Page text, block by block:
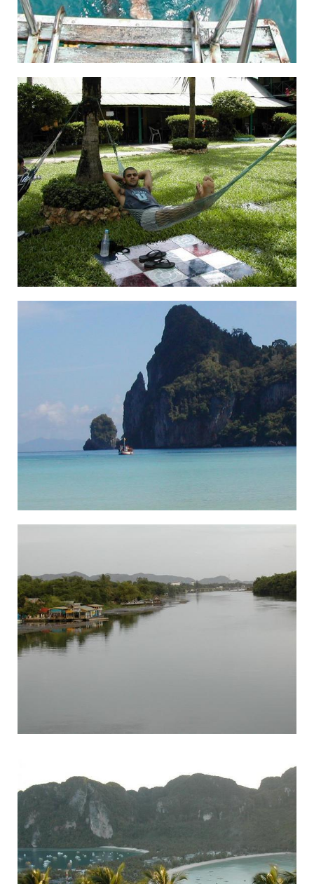
×¢×¨×¡×Œ×™× ×‘×ª××™×Œ× ×"
×¦×•×§×™× ×Ž×–×"×§×¨×™× ×Ž×”×™×, ×ª××™×Œ× ×".
×ª×¦×¤×™×ª ×¢×Œ ×§×•×¤×™×¤×™